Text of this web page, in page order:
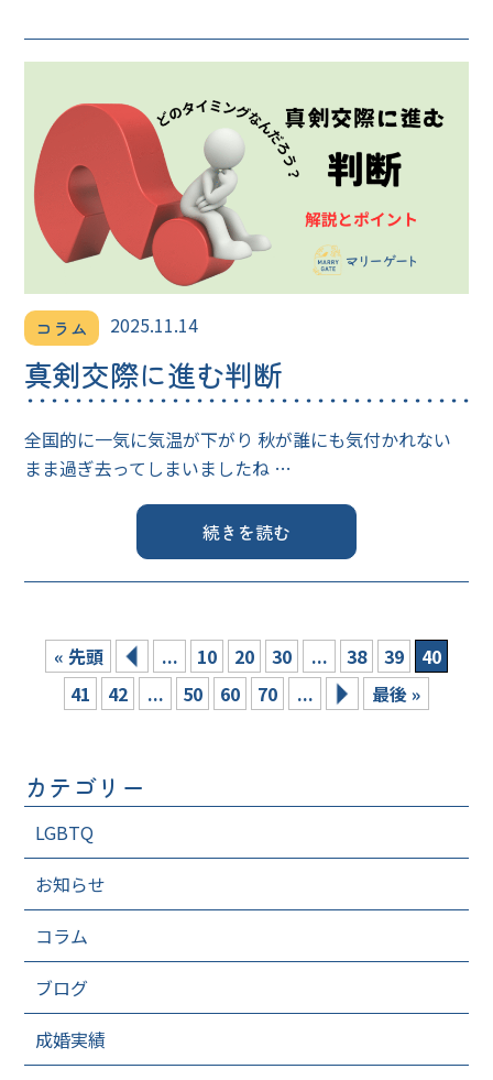
コラム 2025.11.14
真剣交際に進む判断
全国的に一気に気温が下がり 秋が誰にも気付かれない
まま過ぎ去ってしまいましたね …
続きを読む
« 先頭 ... 10 20 30 ... 38 39
40
41
42 ... 50 60 70 ... 最後 »
カテゴリー
LGBTQ
お知らせ
コラム
ブログ
成婚実績